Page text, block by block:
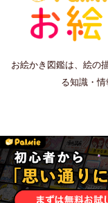
お絵かき図鑑は、絵の
る知識・情